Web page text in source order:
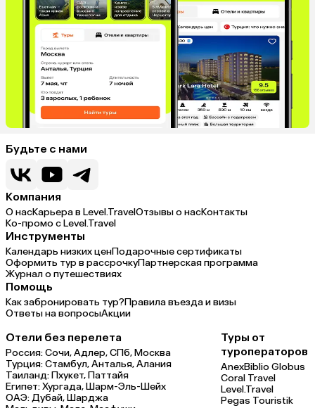
Будьте с нами
Компания
О насКарьера в Level.TravelОтзывы о насКонтакты
Ко-промо с Level.Travel
Инструменты
Календарь низких ценПодарочные сертификаты
Оформить тур в рассрочкуПартнерская программа
Журнал о путешествиях
Помощь
Как забронировать тур?Правила въезда и визы
Ответы на вопросыАкции
Отели без перелета
Россия:Сочи,Адлер,СПб,Москва
Турция:Стамбул,Анталья,Алания
Таиланд:Пхукет,Паттайя
Египет:Хургада,Шарм-Эль-Шейх
ОАЭ:Дубай,Шарджа
Туры от
туроператоров
AnexBiblio Globus
Coral Travel
Level.Travel
Pegas Touristik